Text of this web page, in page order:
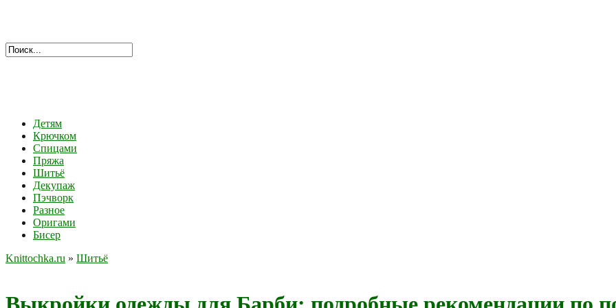
Детям
Крючком
Спицами
Пряжа
Шитьё
Декупаж
Пэчворк
Разное
Оригами
Бисер
Knittochka.ru » Шитьё